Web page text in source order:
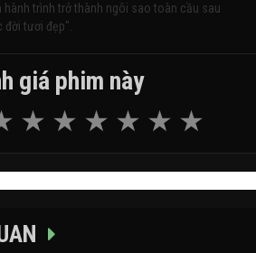
hành trình trở thành ngôi sao toàn cầu sau
tươi đẹp".
giá phim này